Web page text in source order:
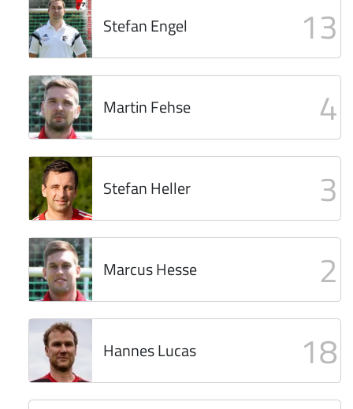
Stefan Engel 13
Martin Fehse 4
Stefan Heller 3
Marcus Hesse 2
Hannes Lucas 18